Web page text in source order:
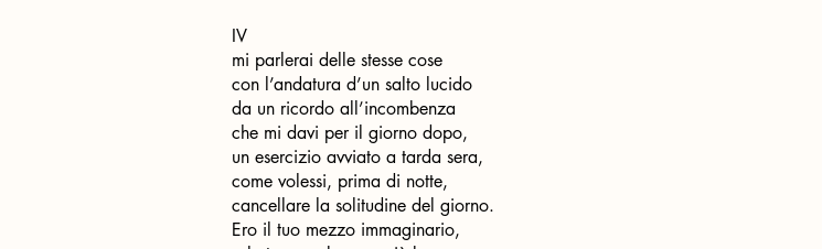
IV
mi parlerai delle stesse cose
con l’andatura d’un salto lucido
da un ricordo all’incombenza
che mi davi per il giorno dopo,
un esercizio avviato a tarda sera,
come volessi, prima di notte,
cancellare la solitudine del giorno.
Ero il tuo mezzo immaginario,